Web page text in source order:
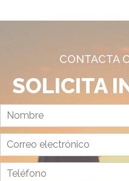
CONTACTA
SOLICITA